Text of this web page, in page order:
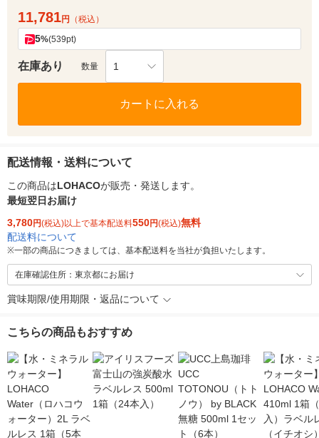
11,781円 （税込）
5%(539pt)
在庫あり 数量 1
カートに入れる
配送情報・送料について
この商品はLOHACOが販売・発送します。
最短翌日お届け
3,780円(税込)以上で基本配送料550円(税込)無料
配送料について
※一部の商品につきましては、基本配送料を当社が負担いたします。
在庫確認住所：東京都にお届け
賞味期限/使用期限・返品について
こちらの商品もおすすめ